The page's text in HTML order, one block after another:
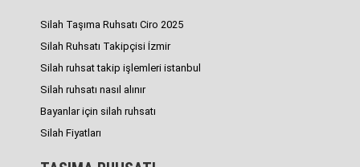
Silah Taşıma Ruhsatı Ciro 2025
Silah Ruhsatı Takipçisi İzmir
Silah ruhsat takip işlemleri istanbul
Silah ruhsatı nasıl alınır
Bayanlar için silah ruhsatı
Silah Fiyatları